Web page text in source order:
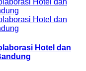
Hotel dan